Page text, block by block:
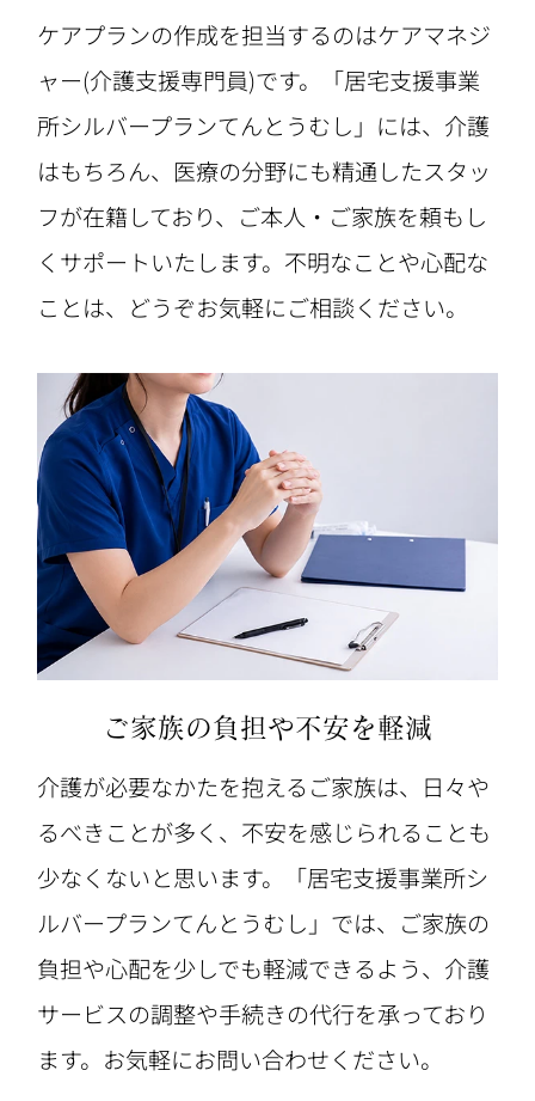
ケアプランの作成を担当するのはケアマネジ
ャー(介護支援専門員)です。「居宅支援事業
所シルバープランてんとうむし」には、介護
はもちろん、医療の分野にも精通したスタッ
フが在籍しており、ご本人・ご家族を頼もし
くサポートいたします。不明なことや心配な
ことは、どうぞお気軽にご相談ください。
ご家族の負担や不安を軽減
介護が必要なかたを抱えるご家族は、日々や
るべきことが多く、不安を感じられることも
少なくないと思います。「居宅支援事業所シ
ルバープランてんとうむし」では、ご家族の
負担や心配を少しでも軽減できるよう、介護
サービスの調整や手続きの代行を承っており
ます。お気軽にお問い合わせください。